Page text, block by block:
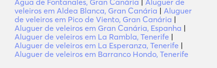
Agua de Fontanales, Gran Canária | Aluguer de
veleiros em Aldea Blanca, Gran Canária | Aluguer
de veleiros em Pico de Viento, Gran Canária |
Aluguer de veleiros em Gran Canária, Espanha |
Aluguer de veleiros em La Rambla, Tenerife |
Aluguer de veleiros em La Esperanza, Tenerife |
Aluguer de veleiros em Barranco Hondo, Tenerife